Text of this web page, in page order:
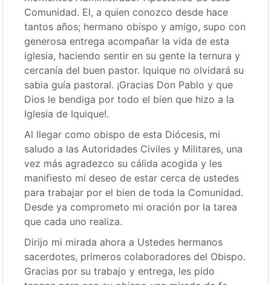
Comunidad. El, a quien conozco desde hace
tantos años; hermano obispo y amigo, supo con
generosa entrega acompañar la vida de esta
iglesia, haciendo sentir en su gente la ternura y
cercanía del buen pastor. Iquique no olvidará su
sabia guía pastoral. ¡Gracias Don Pablo y que
Dios le bendiga por todo el bien que hizo a la
Iglesia de Iquique!.
Al llegar como obispo de esta Diócesis, mi
saludo a las Autoridades Civiles y Militares, una
vez más agradezco su cálida acogida y les
manifiesto mi deseo de estar cerca de ustedes
para trabajar por el bien de toda la Comunidad.
Desde ya comprometo mi oración por la tarea
que cada uno realiza.
Dirijo mi mirada ahora a Ustedes hermanos
sacerdotes, primeros colaboradores del Obispo.
Gracias por su trabajo y entrega, les pido